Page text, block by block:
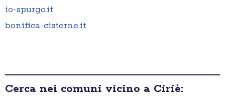
io-spurgo.it
bonifica-cisterne.it
Cerca nei comuni vicino a Ciriè: